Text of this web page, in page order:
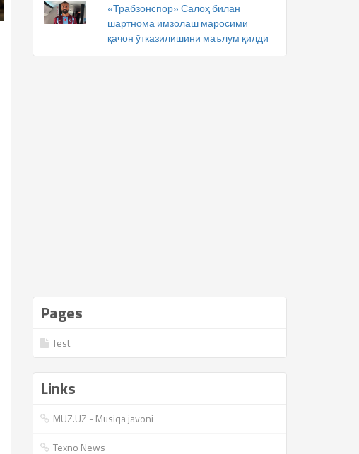
«Трабзонспор» Салоҳ билан
шартнома имзолаш маросими
қачон ўтказилишини маълум қилди
Pages
Test
Links
MUZ.UZ - Musiqa javoni
Texno News